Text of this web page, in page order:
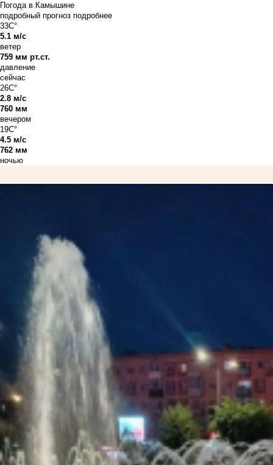
Погода в Камышине
подробный прогноз подробнее
33C°
5.1 м/с
ветер
759 мм рт.ст.
давление
сейчас
26C°
2.8 м/с
760 мм
вечером
19C°
4.5 м/с
762 мм
ночью